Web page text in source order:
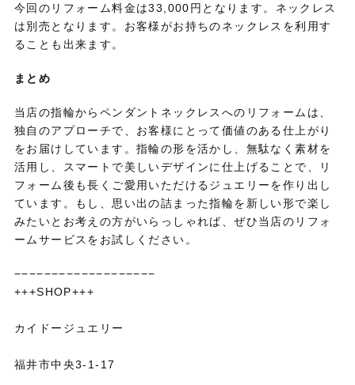
今回のリフォーム料金は33,000円となります。ネックレス
は別売となります。お客様がお持ちのネックレスを利用す
ることも出来ます。
まとめ
当店の指輪からペンダントネックレスへのリフォームは、
独自のアプローチで、お客様にとって価値のある仕上がり
をお届けしています。指輪の形を活かし、無駄なく素材を
活用し、スマートで美しいデザインに仕上げることで、リ
フォーム後も長くご愛用いただけるジュエリーを作り出し
ています。もし、思い出の詰まった指輪を新しい形で楽し
みたいとお考えの方がいらっしゃれば、ぜひ当店のリフォ
ームサービスをお試しください。
−−−−−−−−−−−−−−−−−−−
+++SHOP+++
カイドージュエリー
福井市中央3-1-17